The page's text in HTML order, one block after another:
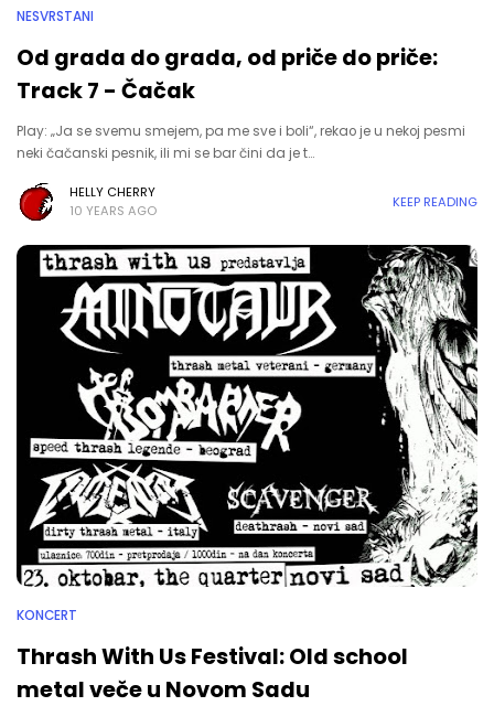
NESVRSTANI
Od grada do grada, od priče do priče:
Track 7 - Čačak
Play: „Ja se svemu smejem, pa me sve i boli“, rekao je u nekoj pesmi
neki čačanski pesnik, ili mi se bar čini da je t…
HELLY CHERRY
10 YEARS AGO
KEEP READING
KONCERT
Thrash With Us Festival: Old school
metal veče u Novom Sadu